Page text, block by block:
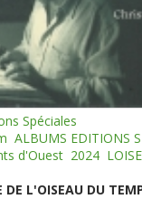
Spéciales
ALBUMS EDITIONS
d'Ouest 2024
L'OISEAU DU